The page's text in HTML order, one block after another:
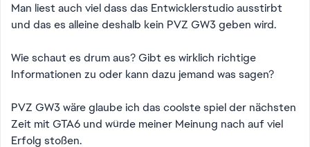
Man liest auch viel dass das Entwicklerstudio ausstirbt
und das es alleine deshalb kein PVZ GW3 geben wird.
Wie schaut es drum aus? Gibt es wirklich richtige
Informationen zu oder kann dazu jemand was sagen?
PVZ GW3 wäre glaube ich das coolste spiel der nächsten
Zeit mit GTA6 und würde meiner Meinung nach auf viel
Erfolg stoßen.